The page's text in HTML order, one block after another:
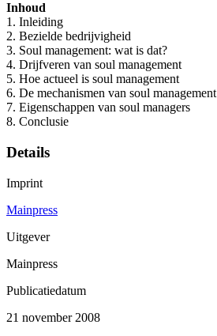
Inhoud
1. Inleiding
2. Bezielde bedrijvigheid
3. Soul management: wat is dat?
4. Drijfveren van soul management
5. Hoe actueel is soul management
6. De mechanismen van soul management
7. Eigenschappen van soul managers
8. Conclusie
Details
Imprint
Mainpress
Uitgever
Mainpress
Publicatiedatum
21 november 2008